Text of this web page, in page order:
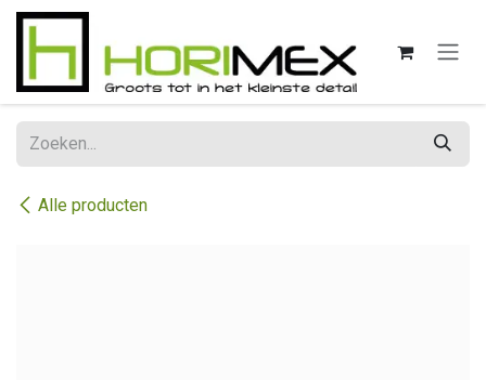
Overslaan naar inhoud
Alle producten